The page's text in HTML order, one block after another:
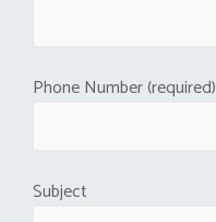
Phone Number (required)
Subject